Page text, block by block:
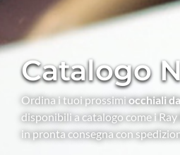
Catalogo
Ordina i tuoi prossimiocchiali
disponibili a catalogo come i
in pronta consegna con